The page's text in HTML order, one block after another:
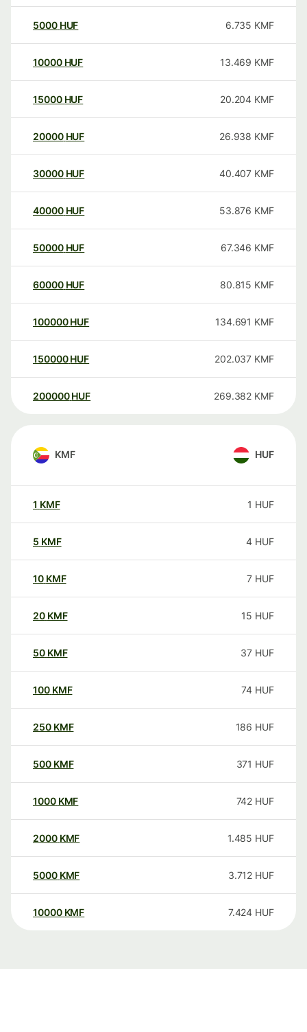
5000 HUF 6.735 KMF
10000 HUF 13.469 KMF
15000 HUF 20.204 KMF
20000 HUF 26.938 KMF
30000 HUF 40.407 KMF
40000 HUF 53.876 KMF
50000 HUF 67.346 KMF
60000 HUF 80.815 KMF
100000 HUF 134.691 KMF
150000 HUF 202.037 KMF
200000 HUF 269.382 KMF
KMF HUF
1 KMF 1 HUF
5 KMF 4 HUF
10 KMF 7 HUF
20 KMF 15 HUF
50 KMF 37 HUF
100 KMF 74 HUF
250 KMF 186 HUF
500 KMF 371 HUF
1000 KMF 742 HUF
2000 KMF 1.485 HUF
5000 KMF 3.712 HUF
10000 KMF 7.424 HUF